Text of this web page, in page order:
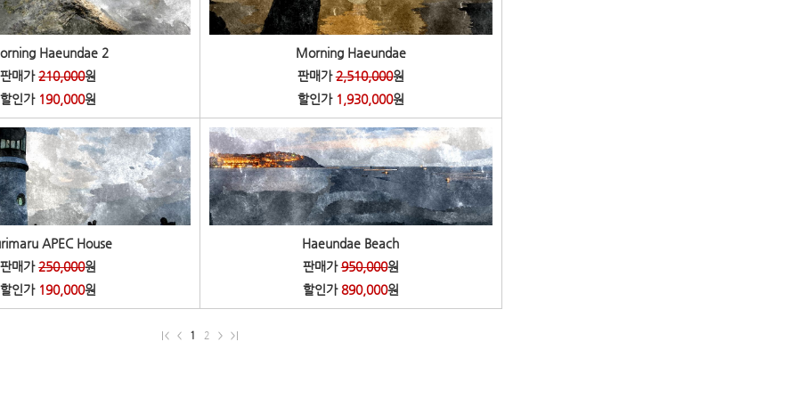
Haeundae 2
판매가210,000원
할인가 190,000원
Morning Haeundae
판매가2,510,000원
할인가 1,930,000원
APEC House
판매가250,000원
할인가 190,000원
Haeundae Beach
판매가950,000원
할인가890,000원
1 2